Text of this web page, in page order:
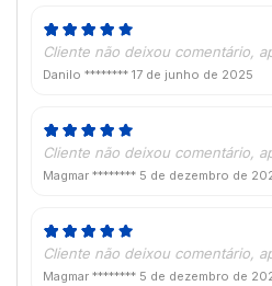
Cliente não deixou comentário,
Danilo ******** 17 de junho de 2025
Cliente não deixou comentário,
Magmar ******** 5 de dezembro de
Cliente não deixou comentário,
Magmar ******** 5 de dezembro de